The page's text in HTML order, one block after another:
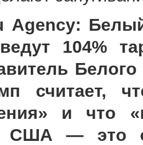
Agency:
104%
считает,
и что
США — это